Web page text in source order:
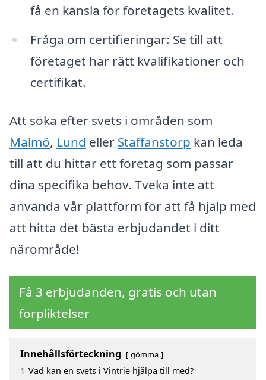
få en känsla för företagets kvalitet.
Fråga om certifieringar: Se till att
företaget har rätt kvalifikationer och
certifikat.
Att söka efter svets i områden som
Malmö, Lund eller Staffanstorp kan leda
till att du hittar ett företag som passar
dina specifika behov. Tveka inte att
använda vår plattform för att få hjälp med
att hitta det bästa erbjudandet i ditt
närområde!
Få 3 erbjudanden, gratis och utan
förpliktelser
Innehållsförteckning gömma
1 Vad kan en svets i Vintrie hjälpa till med?